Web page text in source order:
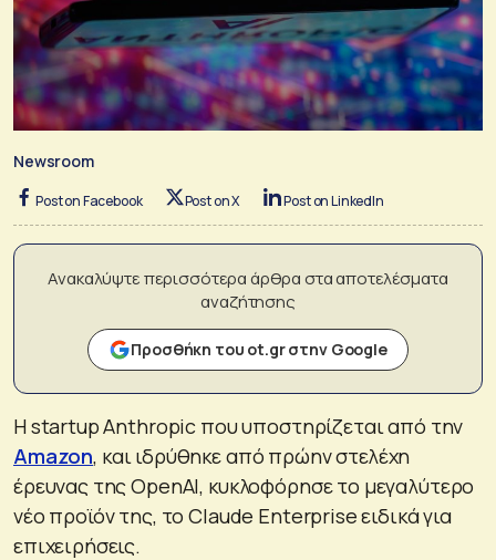
Newsroom
Post on Facebook Post on X Post on LinkedIn
Ανακαλύψτε περισσότερα άρθρα στα αποτελέσματα
αναζήτησης
Προσθήκη του ot.gr στην Google
H startup Anthropic που υποστηρίζεται από την
Amazon, και ιδρύθηκε από πρώην στελέχη
έρευνας της OpenAI, κυκλοφόρησε το μεγαλύτερο
νέο προϊόν της, το Claude Enterprise ειδικά για
επιχειρήσεις.